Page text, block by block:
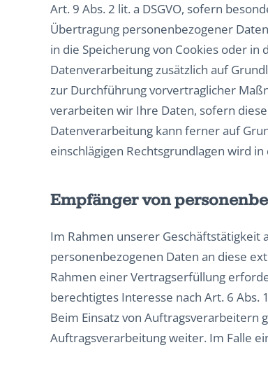
Art. 9 Abs. 2 lit. a DSGVO, sofern
Übertragung personenbezogener
in die Speicherung von Cookies oder
Datenverarbeitung zusätzlich auf
zur Durchführung vorvertraglicher
verarbeiten wir Ihre Daten, sofern
Datenverarbeitung kann ferner auf
einschlägigen Rechtsgrundlagen wird
Empfänger von
Im Rahmen unserer
personenbezogenen Daten an diese
Rahmen einer Vertragserfüllung
berechtigtes Interesse nach Art. 6 Abs.
Beim Einsatz von Auftragsverarbeitern
Auftragsverarbeitung weiter. Im Falle